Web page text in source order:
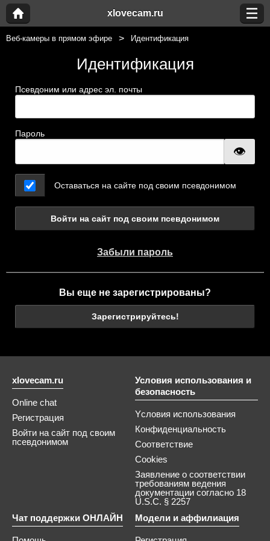
xlovecam.ru
Веб-камеры в прямом эфире Идентификация
Идентификация
Псевдоним или адрес эл. почты
Пароль
Оставаться на сайте под своим псевдонимом
Войти на сайт под своим псевдонимом
Забыли пароль
Вы еще не зарегистрированы?
Зарегистрируйтесь!
xlovecam.ru
Online chat
Регистрация
Войти на сайт под своим
псевдонимом
Условия использования и
безопасность
Yсловия использования
Конфиденциальность
Соответствие
Cookies
Заявление о соответствии
требованиям ведения
документации согласно 18
U.S.C. § 2257
Чат поддержки ОНЛАЙН
Модели и аффилиация